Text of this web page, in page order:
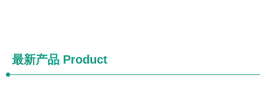
最新产品 Product